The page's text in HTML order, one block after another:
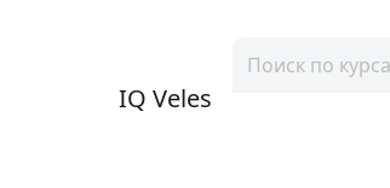
IQ Veles